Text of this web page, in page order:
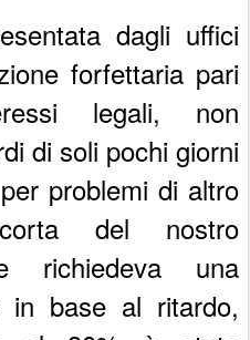
dagli uffici
forfettaria pari
legali, non
di soli pochi giorni
problemi di altro
del nostro
richiedeva una
in base al ritardo,